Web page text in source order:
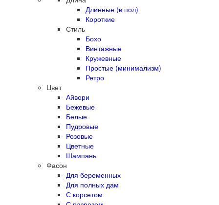
Длинные (в пол)
Короткие
Стиль
Бохо
Винтажные
Кружевные
Простые (минимализм)
Ретро
Цвет
Айвори
Бежевые
Белые
Пудровые
Розовые
Цветные
Шампань
Фасон
Для беременных
Для полных дам
С корсетом